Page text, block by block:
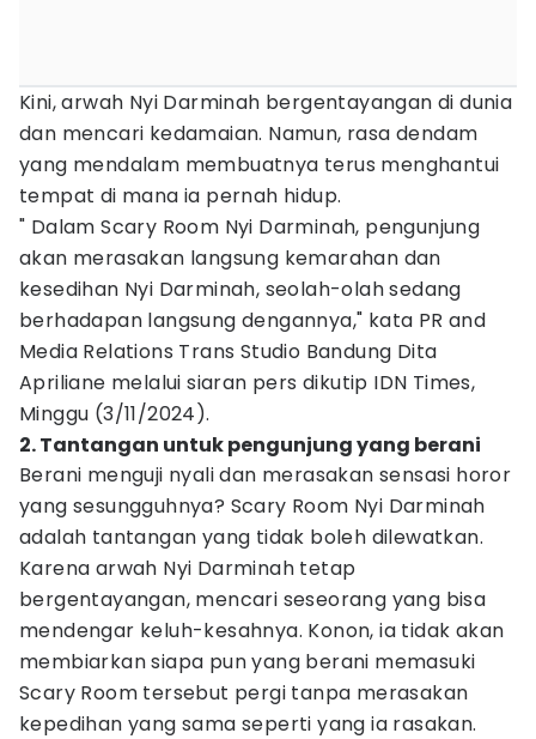
Kini, arwah Nyi Darminah bergentayangan di dunia
dan mencari kedamaian. Namun, rasa dendam
yang mendalam membuatnya terus menghantui
tempat di mana ia pernah hidup.
" Dalam Scary Room Nyi Darminah, pengunjung
akan merasakan langsung kemarahan dan
kesedihan Nyi Darminah, seolah-olah sedang
berhadapan langsung dengannya," kata PR and
Media Relations Trans Studio Bandung Dita
Apriliane melalui siaran pers dikutip IDN Times,
Minggu (3/11/2024).
2. Tantangan untuk pengunjung yang berani
Berani menguji nyali dan merasakan sensasi horor
yang sesungguhnya? Scary Room Nyi Darminah
adalah tantangan yang tidak boleh dilewatkan.
Karena arwah Nyi Darminah tetap
bergentayangan, mencari seseorang yang bisa
mendengar keluh-kesahnya. Konon, ia tidak akan
membiarkan siapa pun yang berani memasuki
Scary Room tersebut pergi tanpa merasakan
kepedihan yang sama seperti yang ia rasakan.